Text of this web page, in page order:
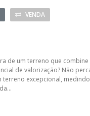
VENDA
de um terreno que combine
de valorização? Não
terreno excepcional,